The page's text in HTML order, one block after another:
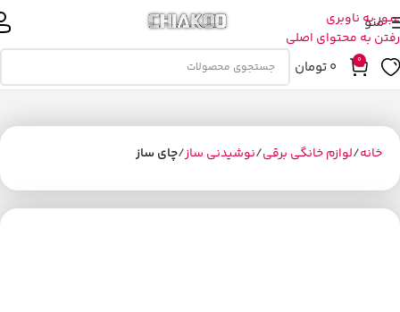
عبور به ناوبری
رفتن به محتوای اصلی
منو
0
0تومان
خانه لوازم خانگی برقی نوشیدنی ساز چای ساز